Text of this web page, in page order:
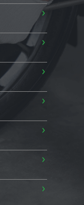
›
›
›
›
›
›
›